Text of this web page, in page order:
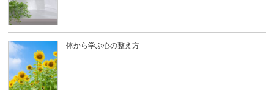
◉ 飲酒をされてのご来店は、固くお断りいたしま
す。
お客様のご期待にお応えする為、施術の準備を行う
為、ご理解のほど宜しくお願い致します。
体から学ぶ心の整え方